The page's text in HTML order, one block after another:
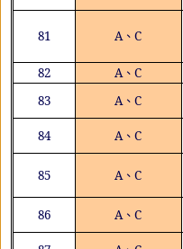
81 A、C
82
A、C
83
A、C
84 A、C
85 A、C
86 A、C